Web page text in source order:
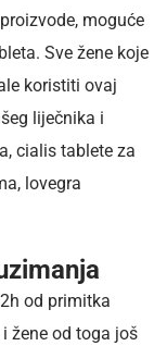
moguće
Sve žene koje
koristiti ovaj
liječnika i
cialis tablete za
lovegra
od primitka
žene od toga još